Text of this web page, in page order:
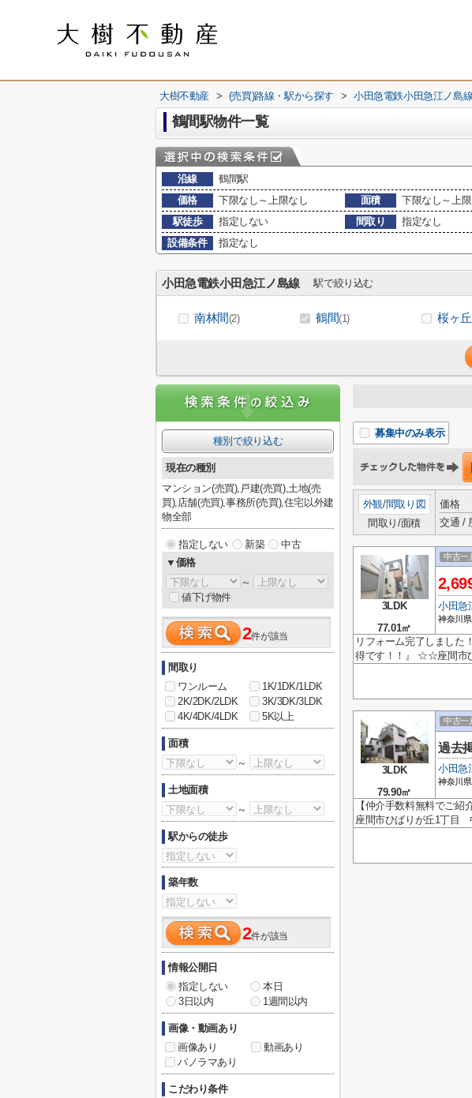
大樹不動産 > (売買)路線・駅から探す > 小田急電鉄小田急江ノ島線
鶴間駅物件一覧
沿線
鶴間駅
価格
下限なし～上限なし 面積 下限なし～上
駅徒歩
指定しない 間取り
指定なし
設備条件
指定なし
小田急電鉄小田急江ノ島線 駅で絞り込む
南林間(2) 鶴間(1) 桜ヶ丘
募集中のみ表示
外観/間取り図
間取り/面積
価格
交通 /
3LDK
77.01㎡
中古一
小田急
神奈川県
リフォーム完了しまし
得です！！』 ☆☆座間市
3LDK
79.90㎡
中古一
過去
小田急
神奈川県
【仲介手数料無料でご
座間市ひばりが丘1丁目
種別で絞り込む
現在の種別
マンション(売買),戸建(売買),土地(売
買),店舗(売買),事務所(売買),住宅以外建
物全部
指定しない 新築
中古
▼価格
～
値下げ物件
2件が該当
間取り
ワンルーム
1K/1DK/1LDK
2K/2DK/2LDK
3K/3DK/3LDK
4K/4DK/4LDK
5K以上
面積
～
土地面積
～
駅からの徒歩
築年数
2件が該当
情報公開日
指定しない
本日
3日以内
1週間以内
画像・動画あり
画像あり
動画あり
パノラマあり
こだわり条件